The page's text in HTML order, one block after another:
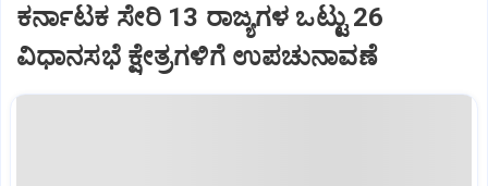
ಕರ್ನಾಟಕ ಸೇರಿ 13 ರಾಜ್ಯಗಳ ಒಟ್ಟು 26
ವಿಧಾನಸಭೆ ಕ್ಷೇತ್ರಗಳಿಗೆ ಉಪಚುನಾವಣೆ